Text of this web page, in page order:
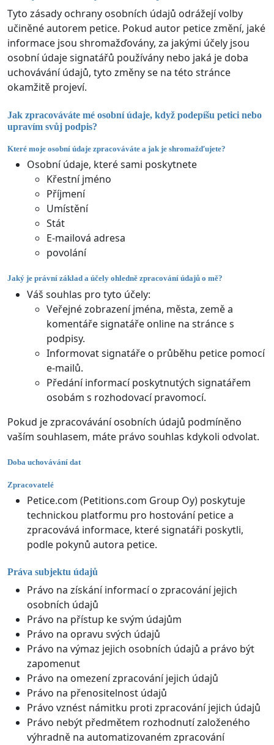
Tyto zásady ochrany osobních údajů odrážejí volby
učiněné autorem petice. Pokud autor petice změní, jaké
informace jsou shromažďovány, za jakými účely jsou
osobní údaje signatářů používány nebo jaká je doba
uchovávání údajů, tyto změny se na této stránce
okamžitě projeví.
Jak zpracováváte mé osobní údaje, když podepíšu petici nebo
upravím svůj podpis?
Které moje osobní údaje zpracováváte a jak je shromažďujete?
Osobní údaje, které sami poskytnete
Křestní jméno
Příjmení
Umístění
Stát
E-mailová adresa
povolání
Jaký je právní základ a účely ohledně zpracování údajů o mě?
Váš souhlas pro tyto účely:
Veřejné zobrazení jména, města, země a
komentáře signatáře online na stránce s
podpisy.
Informovat signatáře o průběhu petice pomocí
e-mailů.
Předání informací poskytnutých signatářem
osobám s rozhodovací pravomocí.
Pokud je zpracovávání osobních údajů podmíněno
vaším souhlasem, máte právo souhlas kdykoli odvolat.
Doba uchovávání dat
Zpracovatelé
Petice.com (Petitions.com Group Oy) poskytuje
technickou platformu pro hostování petice a
zpracovává informace, které signatáři poskytli,
podle pokynů autora petice.
Práva subjektu údajů
Právo na získání informací o zpracování jejich
osobních údajů
Právo na přístup ke svým údajům
Právo na opravu svých údajů
Právo na výmaz jejich osobních údajů a právo být
zapomenut
Právo na omezení zpracování jejich údajů
Právo na přenositelnost údajů
Právo vznést námitku proti zpracování jejich údajů
Právo nebýt předmětem rozhodnutí založeného
výhradně na automatizovaném zpracování